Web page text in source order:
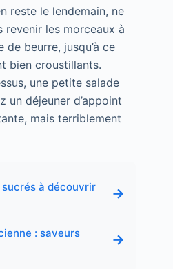
reste le lendemain, ne
revenir les morceaux à
beurre, jusqu’à ce
bien croustillants.
une petite salade
un déjeuner d’appoint
mais terriblement
à découvrir
→
: saveurs
→